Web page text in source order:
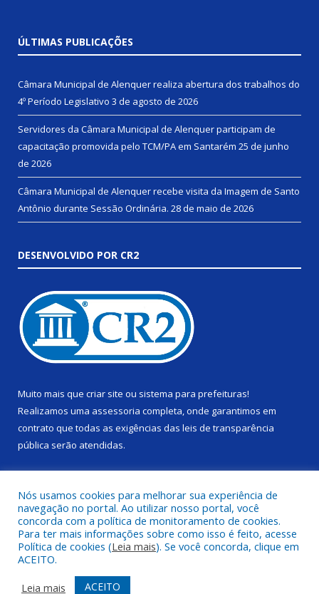
ÚLTIMAS PUBLICAÇÕES
Câmara Municipal de Alenquer realiza abertura dos trabalhos do
4º Período Legislativo 3 de agosto de 2026
Servidores da Câmara Municipal de Alenquer participam de
capacitação promovida pelo TCM/PA em Santarém 25 de junho
de 2026
Câmara Municipal de Alenquer recebe visita da Imagem de Santo
Antônio durante Sessão Ordinária. 28 de maio de 2026
DESENVOLVIDO POR CR2
Muito mais que criar site ou sistema para prefeituras!
Realizamos uma assessoria completa, onde garantimos em
contrato que todas as exigências das leis de transparência
pública serão atendidas.
Todos os direitos reservados a Câmara Municipal de Alenquer.
Mapa do Site
Acessar Área Administrativa
Nós usamos cookies para melhorar sua experiência de
navegação no portal. Ao utilizar nosso portal, você
concorda com a política de monitoramento de cookies.
Para ter mais informações sobre como isso é feito, acesse
Política de cookies (Leia mais). Se você concorda, clique em
ACEITO.
Leia mais
ACEITO